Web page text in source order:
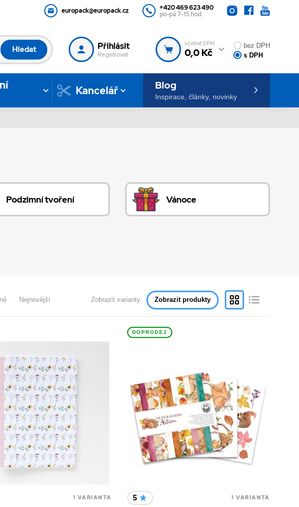
europack@europack.cz
+420 469 623 490
po-pá 7-15 hod
Hledat Přihlásit
Registrovat
včetně DPH
0,0 Kč
bez DPH
s DPH
Kancelář Blog
Inspirace, články, novinky
Podzimní tvoření Vánoce
Nejnovější Zobrazit varianty Zobrazit produkty
1 VARIANTA
DOPRODEJ
5 1 VARIANTA